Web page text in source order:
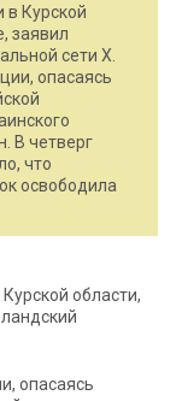
в Курской
заявил
сети X.
опасаясь
В четверг
что
освободила
области,
опасаясь